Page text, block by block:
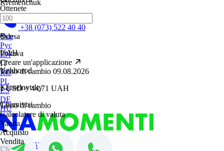
Kremenchuk
Lviv
Odesa
Poltava
Uzhhorod
Khmelnytsky
Chernivtsi
+38 (073) 522 40 40
+38 (073) 522 40 40
Укр
Рус
EN
IT
RO
PL
ES
DE
HU
Ottenete
₴
UAH
Creare un'applicazione
Tasso di cambio 09.08.2026
1 USD = 44,71 UAH
Tasso di cambio
Calcolatore di valuta
Valuta.
Acquisto
Vendita